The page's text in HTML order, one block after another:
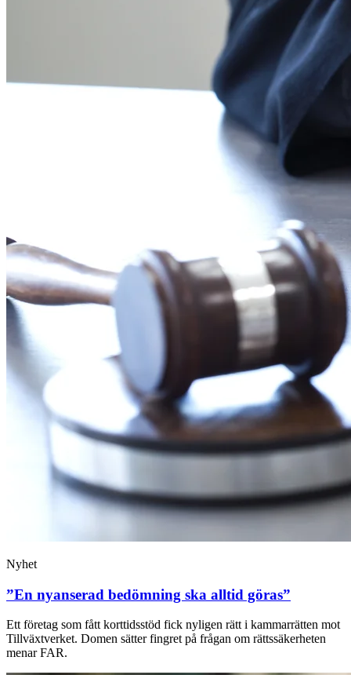
Nyhet
”En nyanserad bedömning ska alltid göras”
Ett företag som fått korttidsstöd fick nyligen rätt i kammarrätten mot
Tillväxtverket. Domen sätter fingret på frågan om rättssäkerheten
menar FAR.